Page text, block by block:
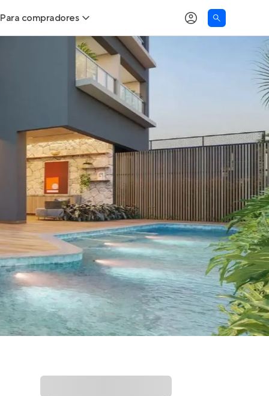
Para compradores
Buscar um imóvel novo
Calcule seu Poder de Compra
Correção do INCC
Simulador de Financiamento
Encontre um corretor